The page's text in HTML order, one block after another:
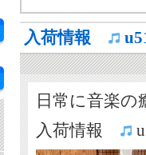
入荷情報
日常に音楽の
入荷情報